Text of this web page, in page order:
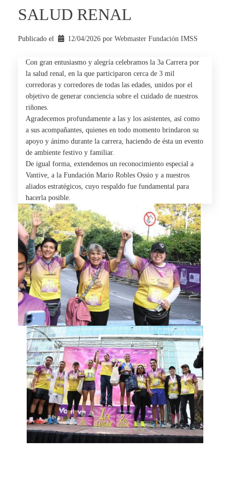
SALUD RENAL
Publicado el 12/04/2026 por Webmaster Fundación IMSS
Con gran entusiasmo y alegría celebramos la 3a Carrera por
la salud renal, en la que participaron cerca de 3 mil
corredoras y corredores de todas las edades, unidos por el
objetivo de generar conciencia sobre el cuidado de nuestros
riñones.
Agradecemos profundamente a las y los asistentes, así como
a sus acompañantes, quienes en todo momento brindaron su
apoyo y ánimo durante la carrera, haciendo de ésta un evento
de ambiente festivo y familiar.
De igual forma, extendemos un reconocimiento especial a
Vantive, a la Fundación Mario Robles Ossio y a nuestros
aliados estratégicos, cuyo respaldo fue fundamental para
hacerla posible.